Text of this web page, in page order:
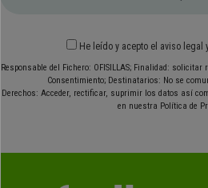
He leído y acepto el aviso legal
Responsable del Fichero: OFISILLAS; Finalidad:
Consentimiento; Destinatarios: No se
Derechos: Acceder, rectificar, suprimir los datos así
en nuestra Política de